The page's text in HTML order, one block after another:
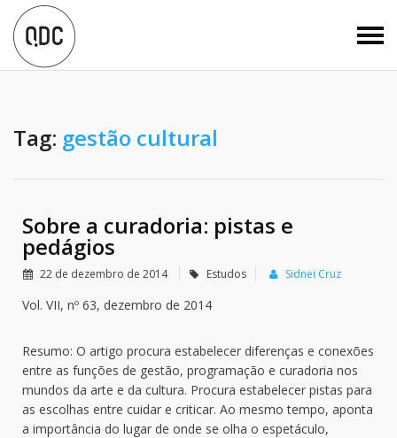
Tag: gestão cultural
Sobre a curadoria: pistas e
pedágios
22 de dezembro de 2014 Estudos Sidnei Cruz
Vol. VII, nº 63, dezembro de 2014
Resumo: O artigo procura estabelecer diferenças e conexões
entre as funções de gestão, programação e curadoria nos
mundos da arte e da cultura. Procura estabelecer pistas para
as escolhas entre cuidar e criticar. Ao mesmo tempo, aponta
a importância do lugar de onde se olha o espetáculo,